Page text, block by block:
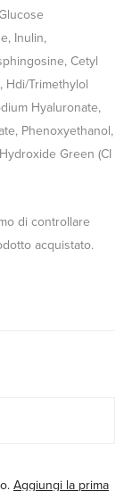
Inulin,
Cetyl
Hdi/Trimethylol
Hyaluronate,
Phenoxyethanol,
Green (CI
di controllare
acquistato.
Aggiungi la prima